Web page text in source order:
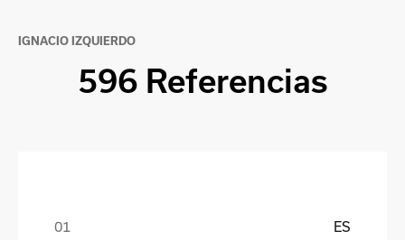
IGNACIO IZQUIERDO
596 Referencias
ES